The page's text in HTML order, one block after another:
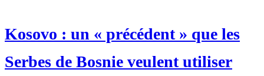
Kosovo : un « précédent » que les
Serbes de Bosnie veulent utiliser